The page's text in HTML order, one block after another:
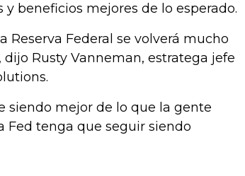
beneficios mejores de lo esperado.
Reserva Federal se volverá mucho
Rusty Vanneman, estratega jefe
siendo mejor de lo que la gente
Fed tenga que seguir siendo